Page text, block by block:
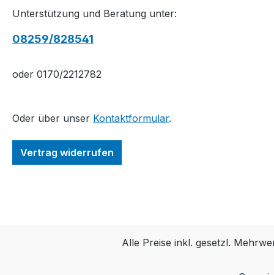
Unterstützung und Beratung unter:
08259/828541
oder 0170/2212782
Oder über unser Kontaktformular.
Vertrag widerrufen
Alle Preise inkl. gesetzl.